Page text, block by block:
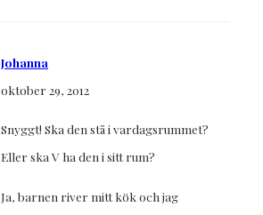
Johanna
oktober 29, 2012
Snyggt! Ska den stå i vardagsrummet?
Eller ska V ha den i sitt rum?
Ja, barnen river mitt kök och jag